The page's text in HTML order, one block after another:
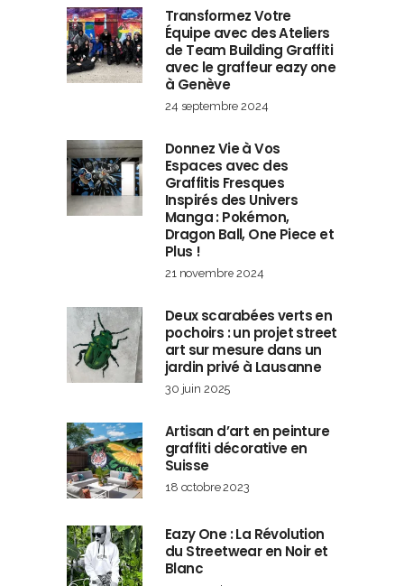
Transformez Votre
Équipe avec des Ateliers
de Team Building Graffiti
avec le graffeur eazy one
à Genève
24 septembre 2024
Donnez Vie à Vos
Espaces avec des
Graffitis Fresques
Inspirés des Univers
Manga : Pokémon,
Dragon Ball, One Piece et
Plus !
21 novembre 2024
Deux scarabées verts en
pochoirs : un projet street
art sur mesure dans un
jardin privé à Lausanne
30 juin 2025
Artisan d’art en peinture
graffiti décorative en
Suisse
18 octobre 2023
Eazy One : La Révolution
du Streetwear en Noir et
Blanc